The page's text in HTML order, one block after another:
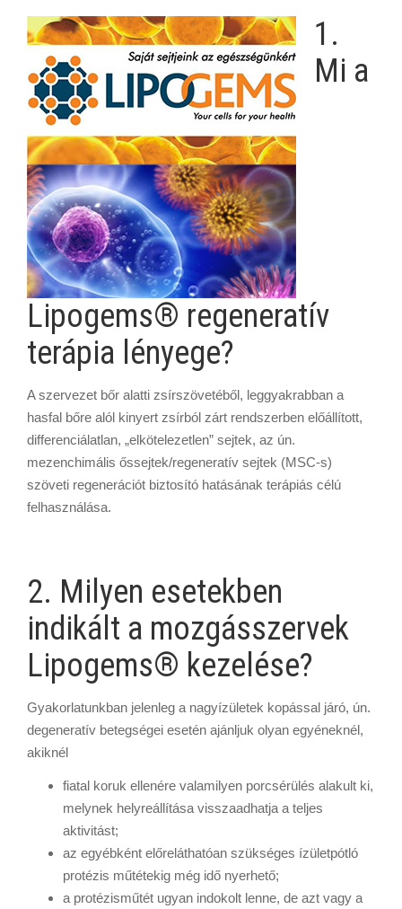
1.
Mi a
Lipogems® regeneratív
terápia lényege?
A szervezet bőr alatti zsírszövetéből, leggyakrabban a
hasfal bőre alól kinyert zsírból zárt rendszerben előállított,
differenciálatlan, „elkötelezetlen” sejtek, az ún.
mezenchimális őssejtek/regeneratív sejtek (MSC-s)
szöveti regenerációt biztosító hatásának terápiás célú
felhasználása.
2. Milyen esetekben
indikált a mozgásszervek
Lipogems® kezelése?
Gyakorlatunkban jelenleg a nagyízületek kopással járó, ún.
degeneratív betegségei esetén ajánljuk olyan egyéneknél,
akiknél
fiatal koruk ellenére valamilyen porcsérülés alakult ki,
melynek helyreállítása visszaadhatja a teljes
aktivitást;
az egyébként előreláthatóan szükséges ízületpótló
protézis műtétekig még idő nyerhető;
a protézisműtét ugyan indokolt lenne, de azt vagy a